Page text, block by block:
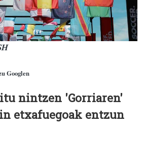
Googlen
nintzen 'Gorriaren'
etxafuegoak entzun